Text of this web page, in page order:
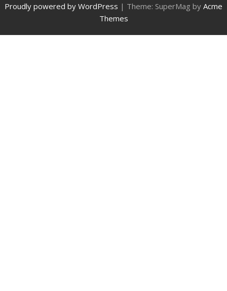
Proudly powered by WordPress | Theme: SuperMag by Acme
Themes